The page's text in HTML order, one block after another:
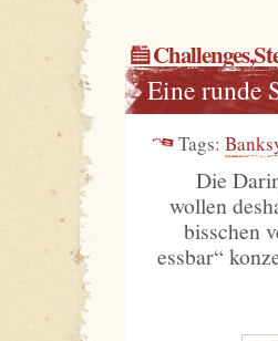
Challenges,
Eine runde
Tags:
Die
wollen
bisschen
essbar“